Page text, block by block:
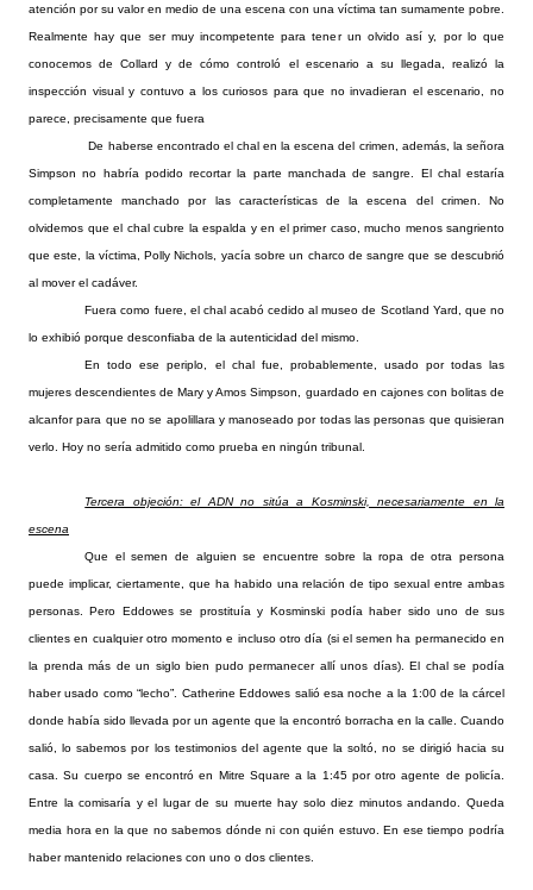
atención por su valor en medio de una escena con una víctima tan sumamente pobre.
Realmente hay que ser muy incompetente para tener un olvido así y, por lo que
conocemos de Collard y de cómo controló el escenario a su llegada, realizó la
inspección visual y contuvo a los curiosos para que no invadieran el escenario, no
parece, precisamente que fuera
De haberse encontrado el chal en la escena del crimen, además, la señora
Simpson no habría podido recortar la parte manchada de sangre. El chal estaría
completamente manchado por las características de la escena del crimen. No
olvidemos que el chal cubre la espalda y en el primer caso, mucho menos sangriento
que este, la víctima, Polly Nichols, yacía sobre un charco de sangre que se descubrió
al mover el cadáver.
Fuera como fuere, el chal acabó cedido al museo de Scotland Yard, que no
lo exhibió porque desconfiaba de la autenticidad del mismo.
En todo ese periplo, el chal fue, probablemente, usado por todas las
mujeres descendientes de Mary y Amos Simpson, guardado en cajones con bolitas de
alcanfor para que no se apolillara y manoseado por todas las personas que quisieran
verlo. Hoy no sería admitido como prueba en ningún tribunal.
Tercera objeción: el ADN no sitúa a Kosminski, necesariamente en la
escena
Que el semen de alguien se encuentre sobre la ropa de otra persona
puede implicar, ciertamente, que ha habido una relación de tipo sexual entre ambas
personas. Pero Eddowes se prostituía y Kosminski podía haber sido uno de sus
clientes en cualquier otro momento e incluso otro día (si el semen ha permanecido en
la prenda más de un siglo bien pudo permanecer allí unos días). El chal se podía
haber usado como “lecho”. Catherine Eddowes salió esa noche a la 1:00 de la cárcel
donde había sido llevada por un agente que la encontró borracha en la calle. Cuando
salió, lo sabemos por los testimonios del agente que la soltó, no se dirigió hacia su
casa. Su cuerpo se encontró en Mitre Square a la 1:45 por otro agente de policía.
Entre la comisaría y el lugar de su muerte hay solo diez minutos andando. Queda
media hora en la que no sabemos dónde ni con quién estuvo. En ese tiempo podría
haber mantenido relaciones con uno o dos clientes.